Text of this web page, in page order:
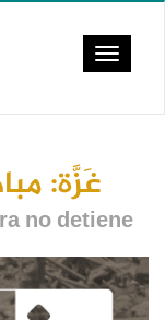
Toggle
غَزَّة:
no detiene